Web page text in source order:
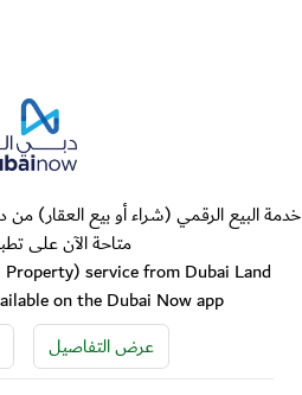
خدمة البيع الرقمي (شراء أو بيع العقار) من
متاحة الآن على
service from Dubai Land
on the Dubai Now app
عرض التفاصيل